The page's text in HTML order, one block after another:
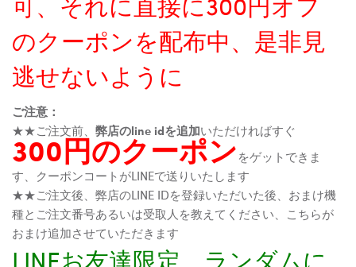
のクーポンを配布中、是非見
逃せないように
ご注意：
★★ご注文前、 弊店のline idを追加いただければすぐ
300円のクーポンをゲットできま
す、クーポンコートがLINEで送りいたします
★★ご注文後、弊店のLINE IDを登録いただいた後、おまけ機
種とご注文番号あるいは受取人を教えてください、こちらが
おまけ追加させていただきます
LINEお友達限定、ランダムに